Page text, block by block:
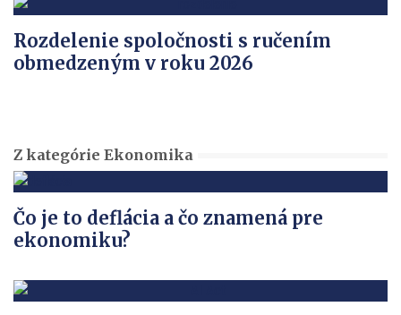
Rozdelenie spoločnosti s ručením
obmedzeným v roku 2026
Z kategórie Ekonomika
Čo je to deflácia a čo znamená pre
ekonomiku?